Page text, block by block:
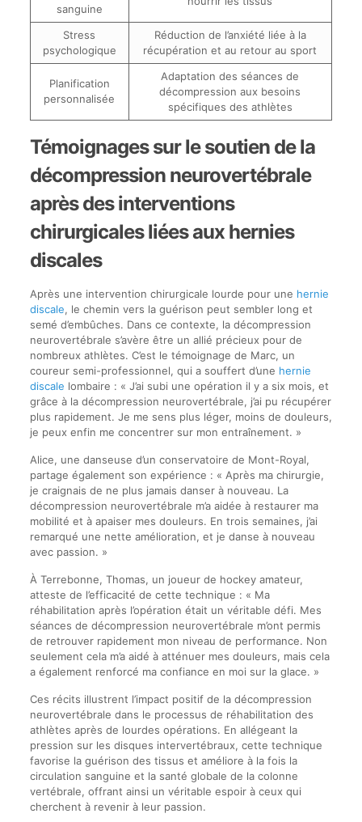
sanguine
Stress
psychologique
Réduction de l’anxiété liée à la
récupération et au retour au sport
Planification
personnalisée
Adaptation des séances de
décompression aux besoins
spécifiques des athlètes
Témoignages sur le soutien de la
décompression neurovertébrale
après des interventions
chirurgicales liées aux hernies
discales
Après une intervention chirurgicale lourde pour une hernie
discale, le chemin vers la guérison peut sembler long et
semé d’embûches. Dans ce contexte, la décompression
neurovertébrale s’avère être un allié précieux pour de
nombreux athlètes. C’est le témoignage de Marc, un
coureur semi-professionnel, qui a souffert d’une hernie
discale lombaire : « J’ai subi une opération il y a six mois, et
grâce à la décompression neurovertébrale, j’ai pu récupérer
plus rapidement. Je me sens plus léger, moins de douleurs,
je peux enfin me concentrer sur mon entraînement. »
Alice, une danseuse d’un conservatoire de Mont-Royal,
partage également son expérience : « Après ma chirurgie,
je craignais de ne plus jamais danser à nouveau. La
décompression neurovertébrale m’a aidée à restaurer ma
mobilité et à apaiser mes douleurs. En trois semaines, j’ai
remarqué une nette amélioration, et je danse à nouveau
avec passion. »
À Terrebonne, Thomas, un joueur de hockey amateur,
atteste de l’efficacité de cette technique : « Ma
réhabilitation après l’opération était un véritable défi. Mes
séances de décompression neurovertébrale m’ont permis
de retrouver rapidement mon niveau de performance. Non
seulement cela m’a aidé à atténuer mes douleurs, mais cela
a également renforcé ma confiance en moi sur la glace. »
Ces récits illustrent l’impact positif de la décompression
neurovertébrale dans le processus de réhabilitation des
athlètes après de lourdes opérations. En allégeant la
pression sur les disques intervertébraux, cette technique
favorise la guérison des tissus et améliore à la fois la
circulation sanguine et la santé globale de la colonne
vertébrale, offrant ainsi un véritable espoir à ceux qui
cherchent à revenir à leur passion.